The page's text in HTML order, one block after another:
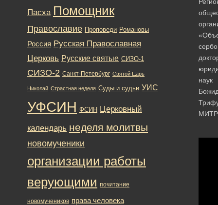
наук
Пасха Помощник
Православие Проповеди Романовы
Россия Русская Православная
Церковь Русские святые СИЗО-1
СИЗО-2 Санкт-Петербург Святой Царь
Николай Страстная неделя Суды и судьи УИС
УФСИН ФСИН Церковный
календарь неделя молитвы
новомученики
организации работы
верующими почитание
новомучеников права человека